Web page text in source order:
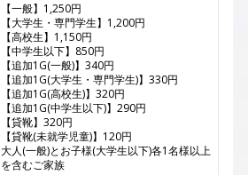
【一般】1,250円
【大学生・専門学生】1,200円
【高校生】1,150円
【中学生以下】850円
【追加1G(一般)】340円
【追加1G(大学生・専門学生)】330円
【追加1G(高校生)】320円
【追加1G(中学生以下)】290円
【貸靴】320円
【貸靴(未就学児童)】120円
大人(一般)とお子様(大学生以下)各1名様以上
を含むご家族